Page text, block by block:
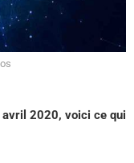
avril 2020, voici ce qui